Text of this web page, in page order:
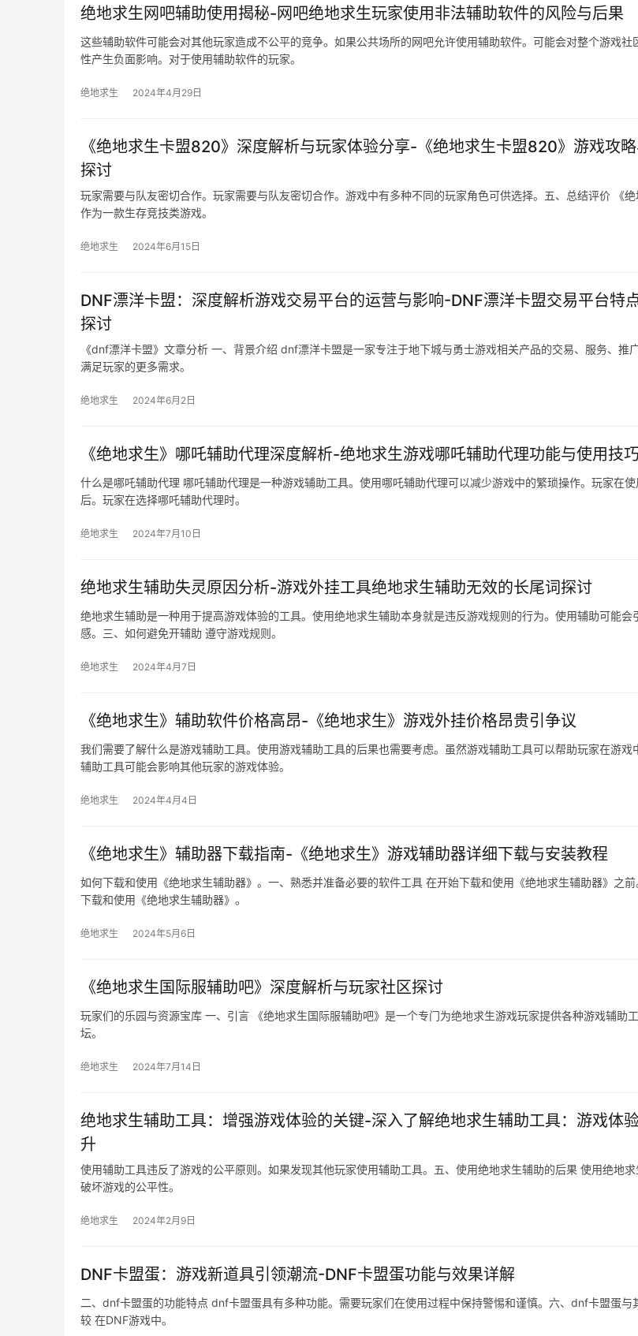
绝地求生网吧辅助使用揭秘-网吧绝地求生玩家使用非法辅助软件的风险与后果
这些辅助软件可能会对其他玩家造成不公平的竞争。如果公共场所的网吧允许使用辅助软件。可能会对整个游戏社
性产生负面影响。对于使用辅助软件的玩家。
绝地求生 2024年4月29日
《绝地求生卡盟820》深度解析与玩家体验分享-《绝地求生卡盟820》游戏攻
探讨
玩家需要与队友密切合作。玩家需要与队友密切合作。游戏中有多种不同的玩家角色可供选择。五、总结评价 《绝
作为一款生存竞技类游戏。
绝地求生 2024年6月15日
DNF漂洋卡盟：深度解析游戏交易平台的运营与影响-DNF漂洋卡盟交易平台特
探讨
《dnf漂洋卡盟》文章分析 一、背景介绍 dnf漂洋卡盟是一家专注于地下城与勇士游戏相关产品的交易、服务、推
满足玩家的更多需求。
绝地求生 2024年6月2日
《绝地求生》哪吒辅助代理深度解析-绝地求生游戏哪吒辅助代理功能与使用技
什么是哪吒辅助代理 哪吒辅助代理是一种游戏辅助工具。使用哪吒辅助代理可以减少游戏中的繁琐操作。玩家在
后。玩家在选择哪吒辅助代理时。
绝地求生 2024年7月10日
绝地求生辅助失灵原因分析-游戏外挂工具绝地求生辅助无效的长尾词探讨
绝地求生辅助是一种用于提高游戏体验的工具。使用绝地求生辅助本身就是违反游戏规则的行为。使用辅助可能会
感。三、如何避免开辅助 遵守游戏规则。
绝地求生 2024年4月7日
《绝地求生》辅助软件价格高昂-《绝地求生》游戏外挂价格昂贵引争议
我们需要了解什么是游戏辅助工具。使用游戏辅助工具的后果也需要考虑。虽然游戏辅助工具可以帮助玩家在游戏
辅助工具可能会影响其他玩家的游戏体验。
绝地求生 2024年4月4日
《绝地求生》辅助器下载指南-《绝地求生》游戏辅助器详细下载与安装教程
如何下载和使用《绝地求生辅助器》。一、熟悉并准备必要的软件工具 在开始下载和使用《绝地求生辅助器》之
下载和使用《绝地求生辅助器》。
绝地求生 2024年5月6日
《绝地求生国际服辅助吧》深度解析与玩家社区探讨
玩家们的乐园与资源宝库 一、引言 《绝地求生国际服辅助吧》是一个专门为绝地求生游戏玩家提供各种游戏辅助
坛。
绝地求生 2024年7月14日
绝地求生辅助工具：增强游戏体验的关键-深入了解绝地求生辅助工具：游戏体
升
使用辅助工具违反了游戏的公平原则。如果发现其他玩家使用辅助工具。五、使用绝地求生辅助的后果 使用绝地
破坏游戏的公平性。
绝地求生 2024年2月9日
DNF卡盟蛋：游戏新道具引领潮流-DNF卡盟蛋功能与效果详解
二、dnf卡盟蛋的功能特点 dnf卡盟蛋具有多种功能。需要玩家们在使用过程中保持警惕和谨慎。六、dnf卡盟蛋与
较 在DNF游戏中。